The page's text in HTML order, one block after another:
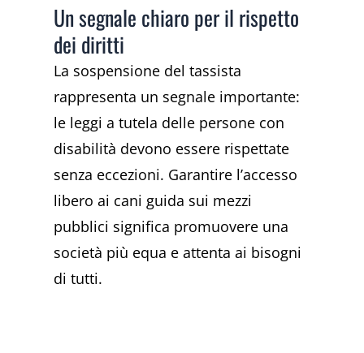
Un segnale chiaro per il rispetto
dei diritti
La sospensione del tassista
rappresenta un segnale importante:
le leggi a tutela delle persone con
disabilità devono essere rispettate
senza eccezioni. Garantire l’accesso
libero ai cani guida sui mezzi
pubblici significa promuovere una
società più equa e attenta ai bisogni
di tutti.